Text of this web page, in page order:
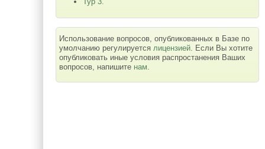
Использование вопросов, опубликованных в Базе по
умолчанию регулируется лицензией. Если Вы хотите
опубликовать иные условия распростанения Ваших
вопросов, напишите нам.